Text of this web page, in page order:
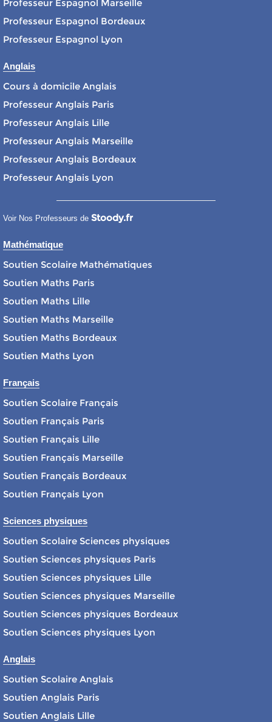
Professeur Espagnol Marseille
Professeur Espagnol Bordeaux
Professeur Espagnol Lyon
Anglais
Cours à domicile Anglais
Professeur Anglais Paris
Professeur Anglais Lille
Professeur Anglais Marseille
Professeur Anglais Bordeaux
Professeur Anglais Lyon
Voir Nos Professeurs de Stoody.fr
Mathématique
Soutien Scolaire Mathématiques
Soutien Maths Paris
Soutien Maths Lille
Soutien Maths Marseille
Soutien Maths Bordeaux
Soutien Maths Lyon
Français
Soutien Scolaire Français
Soutien Français Paris
Soutien Français Lille
Soutien Français Marseille
Soutien Français Bordeaux
Soutien Français Lyon
Sciences physiques
Soutien Scolaire Sciences physiques
Soutien Sciences physiques Paris
Soutien Sciences physiques Lille
Soutien Sciences physiques Marseille
Soutien Sciences physiques Bordeaux
Soutien Sciences physiques Lyon
Anglais
Soutien Scolaire Anglais
Soutien Anglais Paris
Soutien Anglais Lille